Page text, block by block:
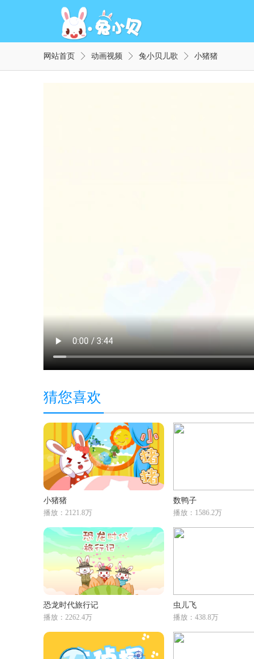
网站首页 动画视频 兔小贝儿歌 小猪猪
猜您喜欢
小猪猪
播放：2121.8万
数鸭子
播放：1586.2万
恐龙时代旅行记
播放：2262.4万
虫儿飞
播放：438.8万